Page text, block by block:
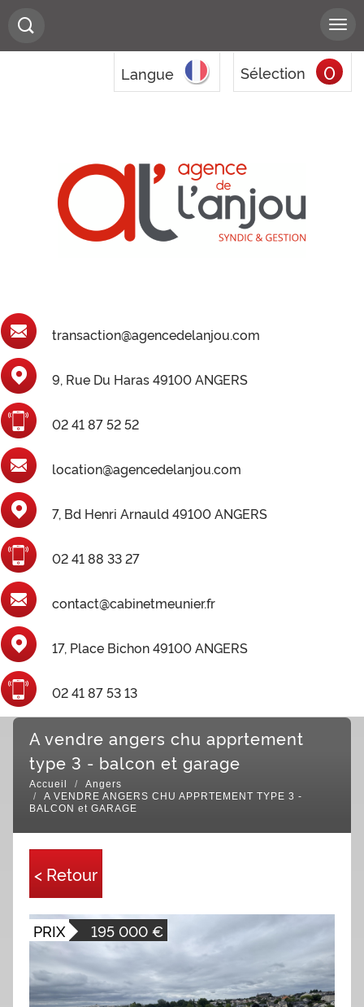
Langue Sélection 0
transaction@agencedelanjou.com
9, Rue Du Haras 49100 ANGERS
02 41 87 52 52
location@agencedelanjou.com
7, Bd Henri Arnauld 49100 ANGERS
02 41 88 33 27
contact@cabinetmeunier.fr
17, Place Bichon 49100 ANGERS
02 41 87 53 13
a vendre angers chu apprtement
type 3 - balcon et garage
Accueil
Angers
A VENDRE ANGERS CHU APPRTEMENT TYPE 3 -
BALCON et GARAGE
< Retour
PRIX 195 000 €